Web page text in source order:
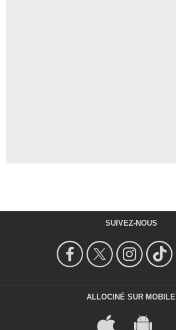
SUIVEZ-NOUS
ALLOCINÉ SUR MOBILE